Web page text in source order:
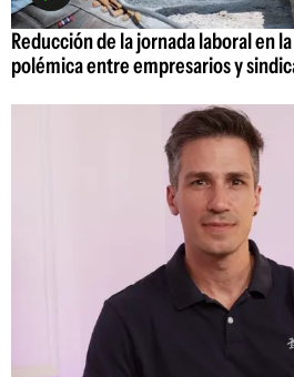
Reducción de la jornada laboral en
polémica entre empresarios y